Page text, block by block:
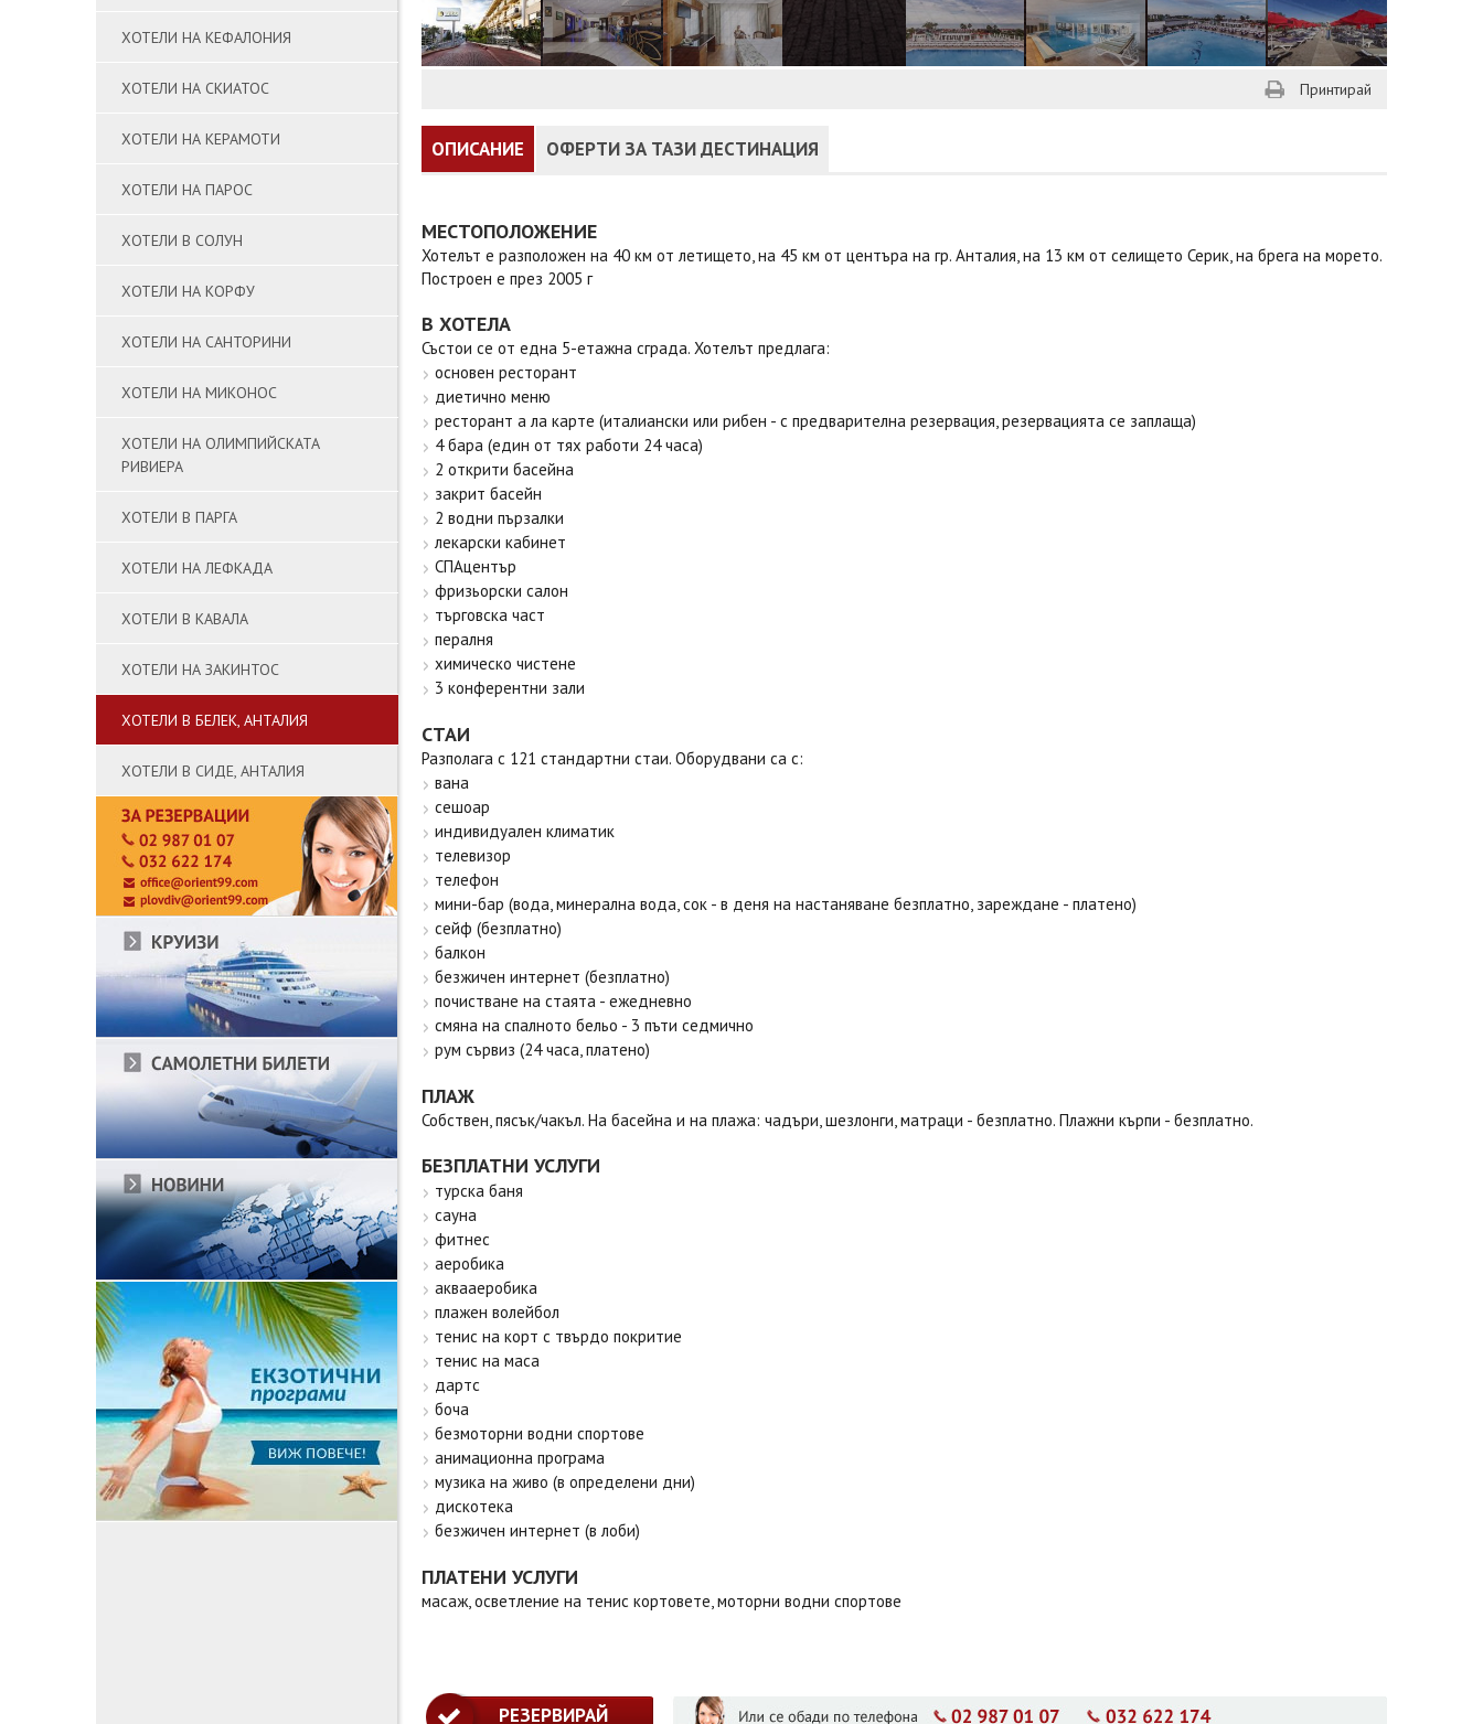
ХОТЕЛИ НА КЕФАЛОНИЯ
ХОТЕЛИ НА СКИАТОС
ХОТЕЛИ НА КЕРАМОТИ
ХОТЕЛИ НА ПАРОС
ХОТЕЛИ В СОЛУН
ХОТЕЛИ НА КОРФУ
ХОТЕЛИ НА САНТОРИНИ
ХОТЕЛИ НА МИКОНОС
ХОТЕЛИ НА ОЛИМПИЙСКАТА
РИВИЕРА
ХОТЕЛИ В ПАРГА
ХОТЕЛИ НА ЛЕФКАДА
ХОТЕЛИ В КАВАЛА
ХОТЕЛИ НА ЗАКИНТОС
ХОТЕЛИ В БЕЛЕК, АНТАЛИЯ
ХОТЕЛИ В СИДЕ, АНТАЛИЯ
Принтирай
ОПИСАНИЕ ОФЕРТИ ЗА ТАЗИ ДЕСТИНАЦИЯ
МЕСТОПОЛОЖЕНИЕ
Хотелът е разположен на 40 км от летището, на 45 км от центъра на гр. Анталия, на 13 км от селището Серик, на брега на морето.
Построен е през 2005 г
В ХОТЕЛА
Състои се от една 5-етажна сграда. Хотелът предлага:
основен ресторант
диетично меню
ресторант а ла карте (италиански или рибен - с предварителна резервация, резервацията се заплаща)
4 бара (един от тях работи 24 часа)
2 открити басейна
закрит басейн
2 водни пързалки
лекарски кабинет
СПАцентър
фризьорски салон
търговска част
пералня
химическо чистене
3 конферентни зали
СТАИ
Разполага с 121 стандартни стаи. Оборудвани са с:
вана
сешоар
индивидуален климатик
телевизор
телефон
мини-бар (вода, минерална вода, сок - в деня на настаняване безплатно, зареждане - платено)
сейф (безплатно)
балкон
безжичен интернет (безплатно)
почистване на стаята - ежедневно
смяна на спалното бельо - 3 пъти седмично
рум сървиз (24 часа, платено)
ПЛАЖ
Собствен, пясък/чакъл. На басейна и на плажа: чадъри, шезлонги, матраци - безплатно. Плажни кърпи - безплатно.
БЕЗПЛАТНИ УСЛУГИ
турска баня
сауна
фитнес
аеробика
аквааеробика
плажен волейбол
тенис на корт с твърдо покритие
тенис на маса
дартс
боча
безмоторни водни спортове
анимационна програма
музика на живо (в определени дни)
дискотека
безжичен интернет (в лоби)
ПЛАТЕНИ УСЛУГИ
масаж, осветление на тенис кортовете, моторни водни спортове
РЕЗЕРВИРАЙ